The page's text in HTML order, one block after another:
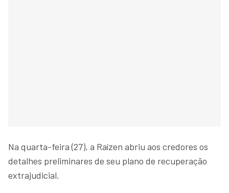
Na quarta-feira (27), a Raízen abriu aos credores os
detalhes preliminares de seu plano de recuperação
extrajudicial.